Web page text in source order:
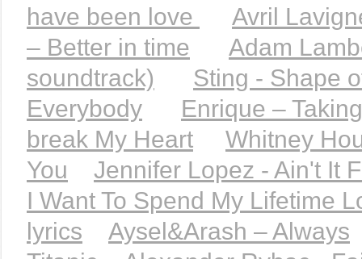
have been love
Avril
– Better in time
Adam
soundtrack)
Sting - Shape
Everybody
Enrique –
break My Heart
Whitney
You
Jennifer Lopez - Ain't It
I Want To Spend My Lifetime
lyrics
Aysel&Arash – Always